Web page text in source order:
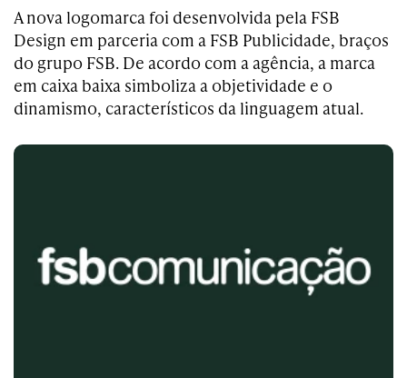
A nova logomarca foi desenvolvida pela FSB
Design em parceria com a FSB Publicidade, braços
do grupo FSB. De acordo com a agência, a marca
em caixa baixa simboliza a objetividade e o
dinamismo, característicos da linguagem atual.